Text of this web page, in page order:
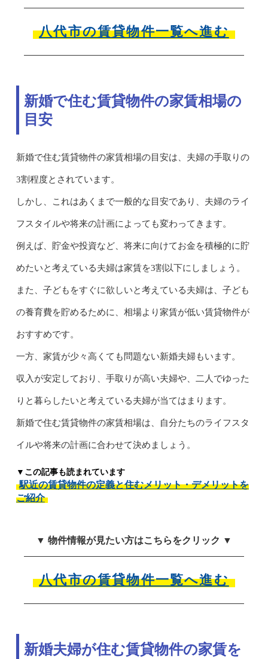
八代市の賃貸物件一覧へ進む
新婚で住む賃貸物件の家賃相場の
目安
新婚で住む賃貸物件の家賃相場の目安は、夫婦の手取りの
3割程度とされています。
しかし、これはあくまで一般的な目安であり、夫婦のライ
フスタイルや将来の計画によっても変わってきます。
例えば、貯金や投資など、将来に向けてお金を積極的に貯
めたいと考えている夫婦は家賃を3割以下にしましょう。
また、子どもをすぐに欲しいと考えている夫婦は、子ども
の養育費を貯めるために、相場より家賃が低い賃貸物件が
おすすめです。
一方、家賃が少々高くても問題ない新婚夫婦もいます。
収入が安定しており、手取りが高い夫婦や、二人でゆった
りと暮らしたいと考えている夫婦が当てはまります。
新婚で住む賃貸物件の家賃相場は、自分たちのライフスタ
イルや将来の計画に合わせて決めましょう。
▼この記事も読まれています
駅近の賃貸物件の定義と住むメリット・デメリットを
ご紹介
▼ 物件情報が見たい方はこちらをクリック ▼
八代市の賃貸物件一覧へ進む
新婚夫婦が住む賃貸物件の家賃を